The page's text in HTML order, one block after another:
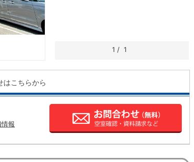
1 / 1
はこちらから
報